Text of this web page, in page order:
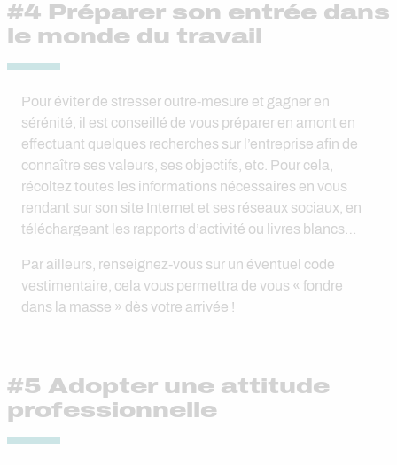
#4 Préparer son entrée dans
le monde du travail
Pour éviter de stresser outre-mesure et gagner en
sérénité, il est conseillé de vous préparer en amont en
effectuant quelques recherches sur l’entreprise afin de
connaître ses valeurs, ses objectifs, etc. Pour cela,
récoltez toutes les informations nécessaires en vous
rendant sur son site Internet et ses réseaux sociaux, en
téléchargeant les rapports d’activité ou livres blancs…
Par ailleurs, renseignez-vous sur un éventuel code
vestimentaire, cela vous permettra de vous « fondre
dans la masse » dès votre arrivée !
#5 Adopter une attitude
professionnelle